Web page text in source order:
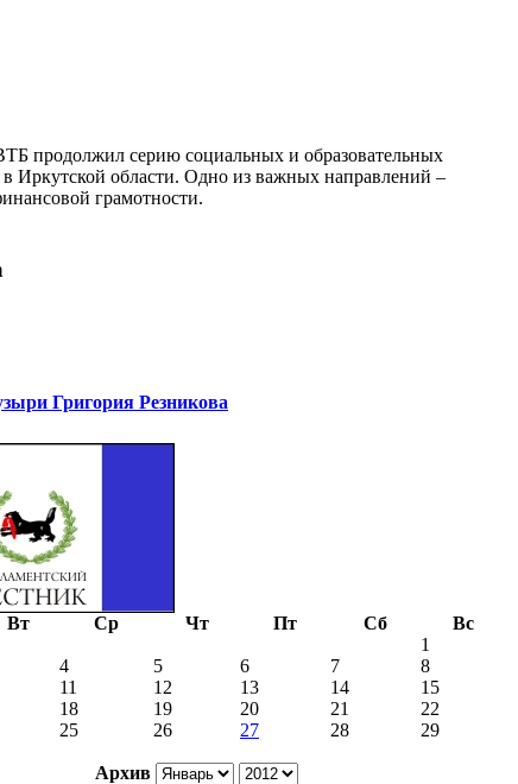
продолжил серию социальных и образовательных
Иркутской области. Одно из важных направлений –
грамотности.
Григория Резникова
Вт Ср Чт Пт Сб
Вс
1
4 5 6 7
8
11 12 13 14
15
18 19 20 21
22
25 26 27 28
29
Архив